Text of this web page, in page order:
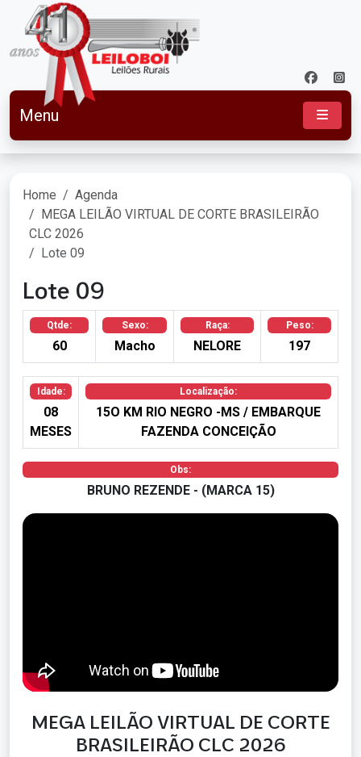
Menu
Home
Agenda
MEGA LEILÃO VIRTUAL DE CORTE BRASILEIRÃO
CLC 2026
Lote 09
Lote 09
Qtde:
60
Sexo:
Macho
Raça:
NELORE
Peso:
197
Idade:
08
MESES
Localização:
15O KM RIO NEGRO -MS / EMBARQUE
FAZENDA CONCEIÇÃO
Obs:
BRUNO REZENDE - (MARCA 15)
MEGA LEILÃO VIRTUAL DE CORTE
BRASILEIRÃO CLC 2026